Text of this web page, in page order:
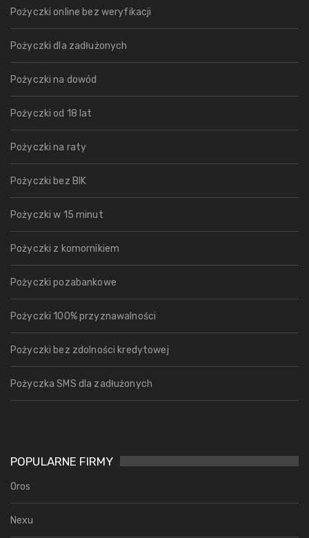
Pożyczki online bez weryfikacji
Pożyczki dla zadłużonych
Pożyczki na dowód
Pożyczki od 18 lat
Pożyczki na raty
Pożyczki bez BIK
Pożyczki w 15 minut
Pożyczki z komornikiem
Pożyczki pozabankowe
Pożyczki 100% przyznawalności
Pożyczki bez zdolności kredytowej
Pożyczka SMS dla zadłużonych
POPULARNE FIRMY
Oros
Nexu